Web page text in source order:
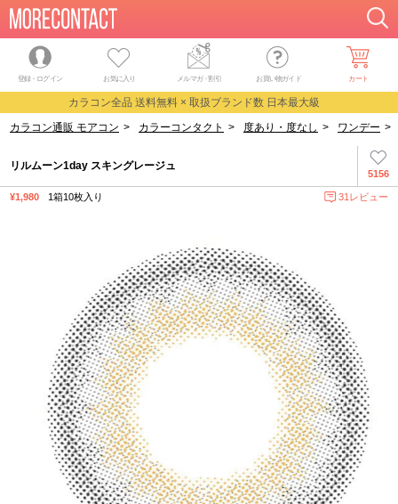
登録・ログイン お気に入り メルマガ・割引 お買い物ガイド カート
カラコン全品 送料無料 × 取扱ブランド数 日本最大級
カラコン通販 モアコン > カラーコンタクト > 度あり・度なし > ワンデー >
5156
リルムーン1day スキングレージュ
¥1,980 1箱10枚入り 31レビュー